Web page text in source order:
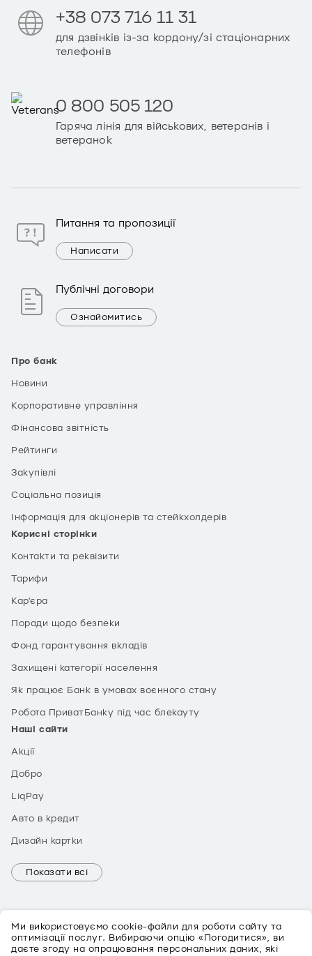
Ми використовуємо cookie-файли для роботи сайту та
оптимізації послуг. Вибираючи опцію «Погодитися», ви
даєте згоду на опрацювання персональних даних, які
Про банк
Новини
Корпоративне управління
Фінансова звітність
Рейтинги
Закупівлі
Соціальна позиція
Інформація для акціонерів та стейкхолдерів
Корисні сторінки
Контакти та реквізити
Тарифи
Кар’єра
Поради щодо безпеки
Фонд гарантування вкладів
Захищені категорії населення
Як працює Банк в умовах воєнного стану
Робота ПриватБанку під час блекауту
Наші сайти
Акції
Добро
LiqPay
Авто в кредит
Дизайн картки
Показати всі
+38 073 716 11 31
для дзвінків із-за кордону/зі стаціонарних
телефонів
0 800 505 120
Гаряча лінія для військових, ветеранів і
ветеранок
Питання та пропозиції
Написати
Публічні договори
Ознайомитись